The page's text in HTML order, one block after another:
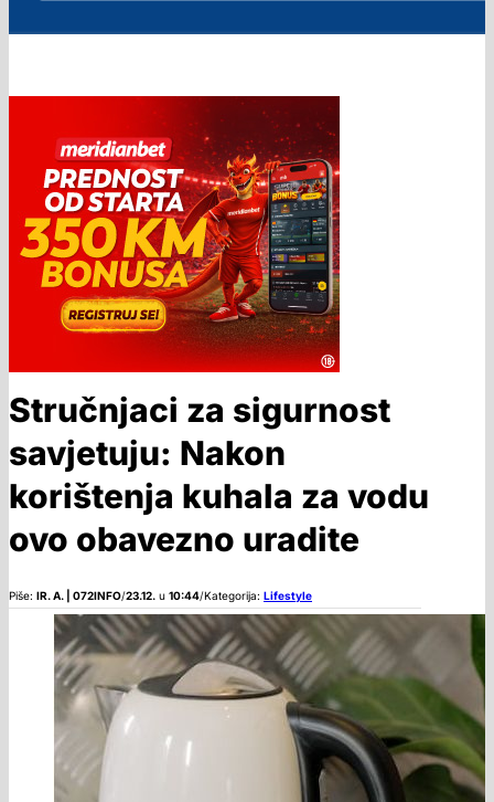
Stručnjaci za sigurnost
savjetuju: Nakon
korištenja kuhala za vodu
ovo obavezno uradite
Piše: IR. A. | 072INFO/23.12. u 10:44/Kategorija: Lifestyle